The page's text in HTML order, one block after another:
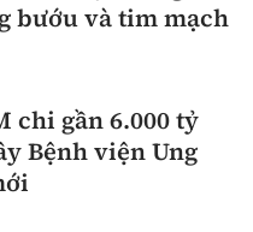
bướu và tim mạch
chi gần 6.000 tỷ
Bệnh viện Ung